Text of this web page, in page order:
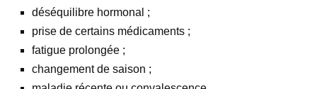
déséquilibre hormonal ;
prise de certains médicaments ;
fatigue prolongée ;
changement de saison ;